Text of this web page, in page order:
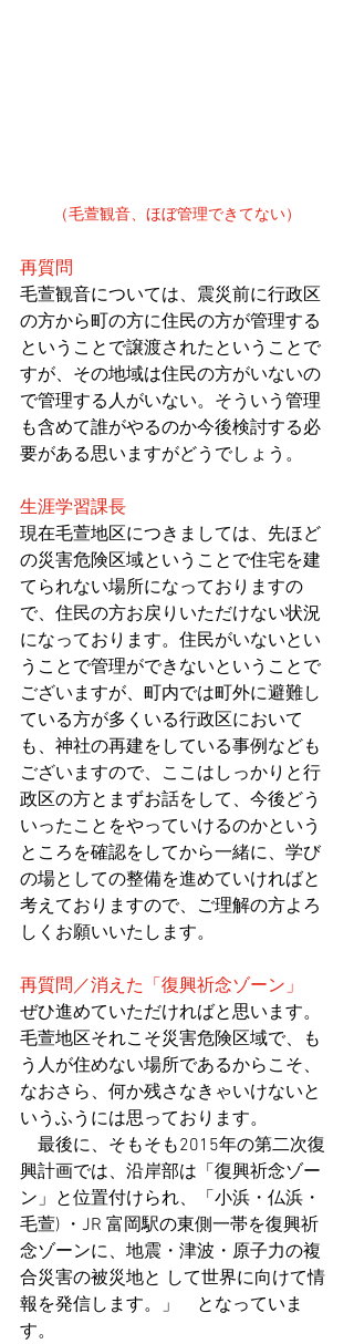
（毛萱観音、ほぼ管理できてない）
再質問
毛萱観音については、震災前に行政区
の方から町の方に住民の方が管理する
ということで譲渡されたということで
すが、その地域は住民の方がいないの
で管理する人がいない。そういう管理
も含めて誰がやるのか今後検討する必
要がある思いますがどうでしょう。
生涯学習課長
現在毛萱地区につきましては、先ほど
の災害危険区域ということで住宅を建
てられない場所になっておりますの
で、住民の方お戻りいただけない状況
になっております。住民がいないとい
うことで管理ができないということで
ございますが、町内では町外に避難し
ている方が多くいる行政区において
も、神社の再建をしている事例なども
ございますので、ここはしっかりと行
政区の方とまずお話をして、今後どう
いったことをやっていけるのかという
ところを確認をしてから一緒に、学び
の場としての整備を進めていければと
考えておりますので、ご理解の方よろ
しくお願いいたします。
再質問／消えた「復興祈念ゾーン」
ぜひ進めていただければと思います。
毛萱地区それこそ災害危険区域で、も
う人が住めない場所であるからこそ、
なおさら、何か残さなきゃいけないと
いうふうには思っております。
最後に、そもそも2015年の第二次復
興計画では、沿岸部は「復興祈念ゾー
ン」と位置付けられ、「小浜・仏浜・
毛萱) ・JR 富岡駅の東側一帯を復興祈
念ゾーンに、地震・津波・原子力の複
合災害の被災地と して世界に向けて情
報を発信します。」　となっていま
す。